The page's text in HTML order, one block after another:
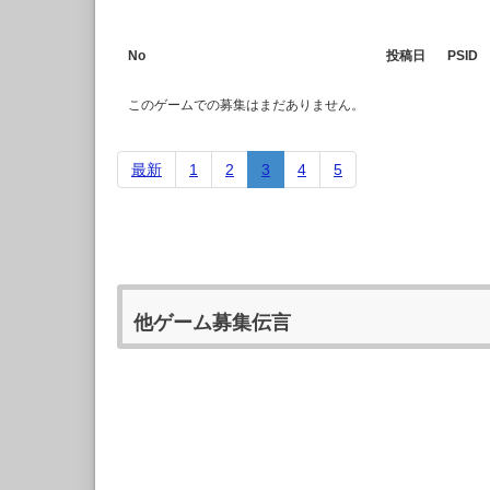
No 投稿日 PSID
このゲームでの募集はまだありません。
最新 1 2 3 4 5
他ゲーム募集伝言